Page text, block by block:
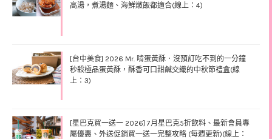
高湯，煮湯麵、海鮮燉飯都適合(線上：4)
[台中美食] 2026 Mr. 啃蛋黃酥．沒預訂吃不到的一分鐘
秒殺極品蛋黃酥，酥香可口甜鹹交織的中秋節禮盒(線
上：3)
[星巴克買一送一 2026] 7月星巴克5折飲料、最新會員專
屬優惠、外送促銷買一送一完整攻略 (每週更新)(線上：